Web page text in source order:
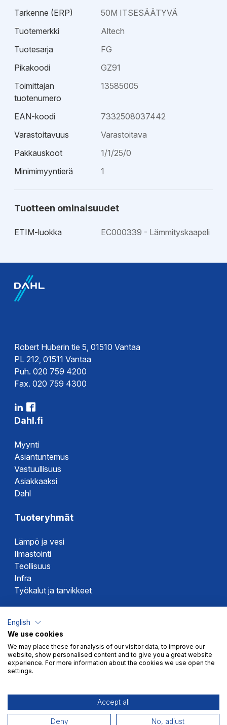
Tarkenne (ERP)
50M ITSESÄÄTYVÄ
Tuotemerkki
Altech
Tuotesarja
FG
Pikakoodi
GZ91
Toimittajan
tuotenumero
13585005
EAN-koodi
7332508037442
Varastoitavuus
Varastoitava
Pakkauskoot
1/1/25/0
Minimimyyntierä
1
Tuotteen ominaisuudet
ETIM-luokka EC000339 - Lämmityskaapeli
Tyyppihyväksyntä
Esite
Robert Huberin tie 5, 01510 Vantaa
PL 212, 01511 Vantaa
Puh. 020 759 4200
Fax. 020 759 4300
Dahl.fi
Myynti
Asiantuntemus
Vastuullisuus
Asiakkaaksi
Dahl
Tuoteryhmät
Lämpö ja vesi
Ilmastointi
Teollisuus
Infra
Työkalut ja tarvikkeet
Altech
Alterna
Novipro
Votec
English
We use cookies
We may place these for analysis of our visitor data, to improve our
website, show personalised content and to give you a great website
experience. For more information about the cookies we use open the
settings.
Accept all
Deny No, adjust